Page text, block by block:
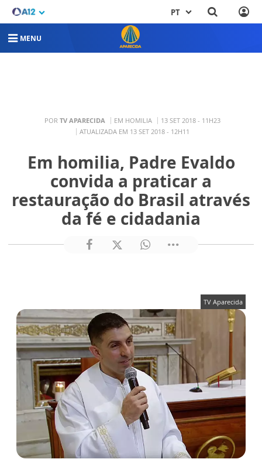
PT
MENU
POR TV APARECIDA EM HOMILIA
13 SET 2018 - 11H23
ATUALIZADA EM 13 SET 2018 - 12H11
Em homilia, Padre Evaldo
convida a praticar a
restauração do Brasil através
da fé e cidadania
TV Aparecida